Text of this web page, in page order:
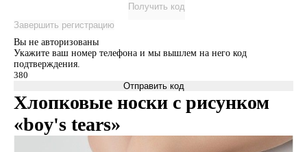
Получить код
Завершить регистрацию
Вы не авторизованы
Укажите ваш номер телефона и мы вышлем на него код
подтверждения.
Отправить код
Хлопковые носки с рисунком
«boy's tears»